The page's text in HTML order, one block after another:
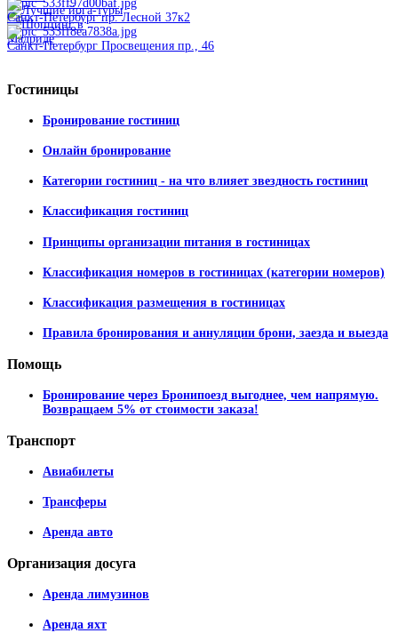
Санкт-Петербург пр. Лесной 37к2
Санкт-Петербург Просвещения пр., 46
Гостиницы
Бронирование гостиниц
Онлайн бронирование
Категории гостиниц - на что влияет звездность гостиниц
Классификация гостиниц
Принципы организации питания в гостиницах
Классификация номеров в гостиницах (категории номеров)
Классификация размещения в гостиницах
Правила бронирования и аннуляции брони, заезда и выезда
Помощь
Бронирование через Бронипоезд выгоднее, чем напрямую.
Возвращаем 5% от стоимости заказа!
Транспорт
Авиабилеты
Трансферы
Аренда авто
Организация досуга
Аренда лимузинов
Аренда яхт